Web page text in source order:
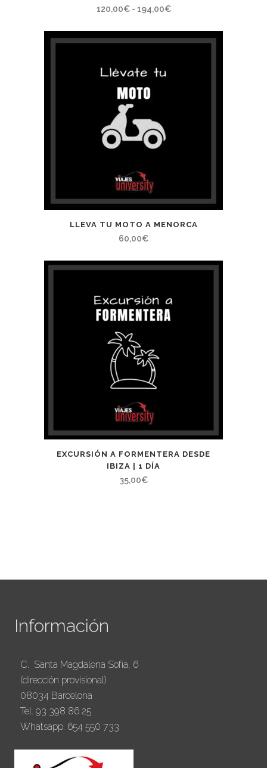
120,00€ - 194,00€Rango
precios:
LLEVA TU MOTO A MENORCA
60,00€
EXCURSIÓN A FORMENTERA DESDE
IBIZA | 1 DÍA
35,00€
Información
C. Santa Magdalena Sofía, 6
(dirección provisional)
08034 Barcelona
Tel. 93 398 86 25
Whatsapp. 654 550 733